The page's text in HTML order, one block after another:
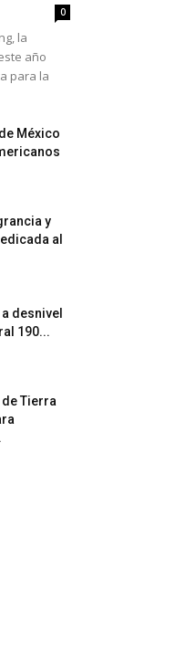
0
la
año
para la
México
y
al
desnivel
190...
Tierra